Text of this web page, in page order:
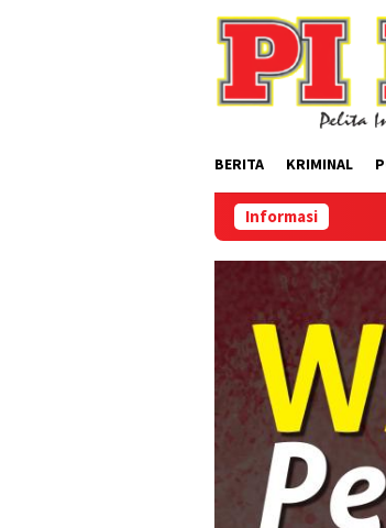
BERITA KRIMINAL
Informasi